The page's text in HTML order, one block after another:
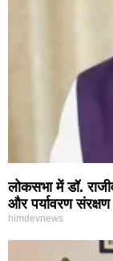
लोकसभा में डॉ.
और पर्यावरण संरक्षण
himdevnews